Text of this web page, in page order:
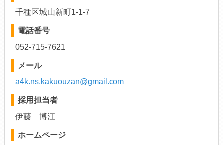
千種区城山新町1-1-7
電話番号
052-715-7621
メール
a4k.ns.kakuouzan@gmail.com
採用担当者
伊藤 博江
ホームページ